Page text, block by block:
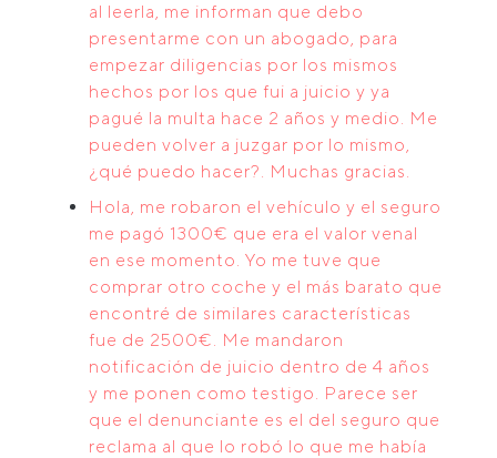
al leerla, me informan que debo
presentarme con un abogado, para
empezar diligencias por los mismos
hechos por los que fui a juicio y ya
pagué la multa hace 2 años y medio. Me
pueden volver a juzgar por lo mismo,
¿qué puedo hacer?. Muchas gracias.
Hola, me robaron el vehículo y el seguro
me pagó 1300€ que era el valor venal
en ese momento. Yo me tuve que
comprar otro coche y el más barato que
encontré de similares características
fue de 2500€. Me mandaron
notificación de juicio dentro de 4 años
y me ponen como testigo. Parece ser
que el denunciante es el del seguro que
reclama al que lo robó lo que me había